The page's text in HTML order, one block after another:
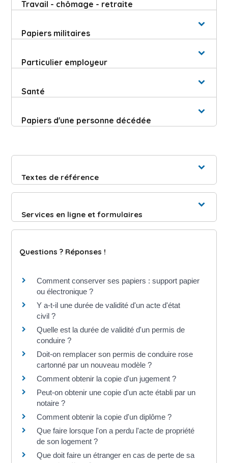
Travail - chômage - retraite
Papiers militaires
Particulier employeur
Santé
Papiers d'une personne décédée
Textes de référence
Services en ligne et formulaires
Questions ? Réponses !
Comment conserver ses papiers : support papier
ou électronique ?
Y a-t-il une durée de validité d'un acte d'état
civil ?
Quelle est la durée de validité d'un permis de
conduire ?
Doit-on remplacer son permis de conduire rose
cartonné par un nouveau modèle ?
Comment obtenir la copie d'un jugement ?
Peut-on obtenir une copie d'un acte établi par un
notaire ?
Comment obtenir la copie d'un diplôme ?
Que faire lorsque l'on a perdu l'acte de propriété
de son logement ?
Que doit faire un étranger en cas de perte de sa